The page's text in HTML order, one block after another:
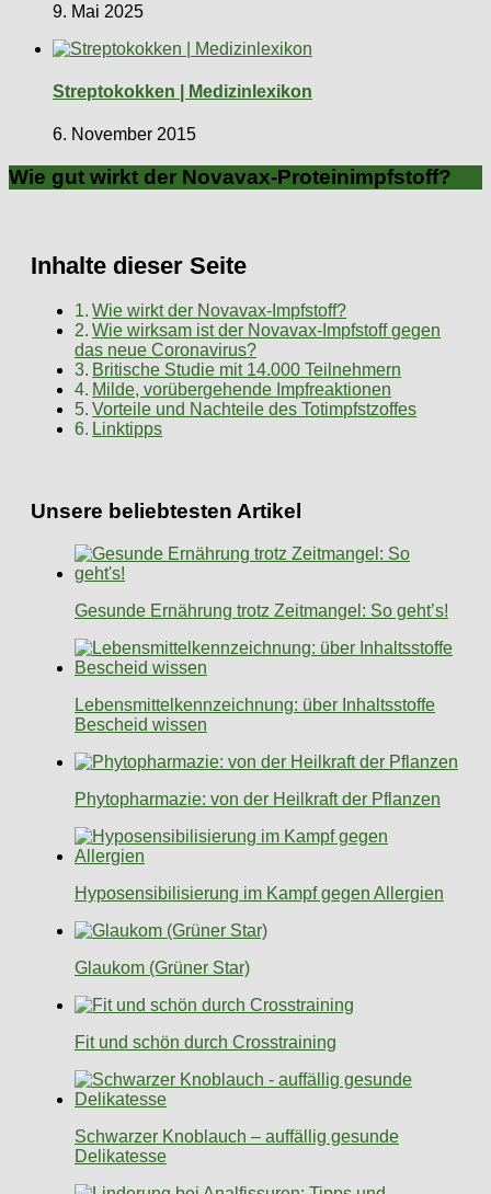
9. Mai 2025
Streptokokken | Medizinlexikon
6. November 2015
Wie gut wirkt der Novavax-Proteinimpfstoff?
Inhalte dieser Seite
Wie wirkt der Novavax-Impfstoff?
Wie wirksam ist der Novavax-Impfstoff gegen
das neue Coronavirus?
Britische Studie mit 14.000 Teilnehmern
Milde, vorübergehende Impfreaktionen
Vorteile und Nachteile des Totimpfstzoffes
Linktipps
Unsere beliebtesten Artikel
Gesunde Ernährung trotz Zeitmangel: So geht’s!
Lebensmittelkennzeichnung: über Inhaltsstoffe
Bescheid wissen
Phytopharmazie: von der Heilkraft der Pflanzen
Hyposensibilisierung im Kampf gegen Allergien
Glaukom (Grüner Star)
Fit und schön durch Crosstraining
Schwarzer Knoblauch – auffällig gesunde
Delikatesse